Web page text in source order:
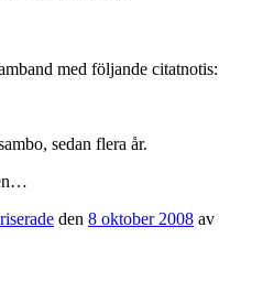
med följande citatnotis:
sedan flera år.
den 8 oktober 2008 av